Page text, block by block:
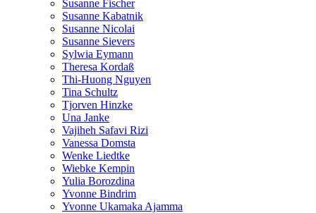
Susanne Fischer
Susanne Kabatnik
Susanne Nicolai
Susanne Sievers
Sylwia Eymann
Theresa Kordaß
Thi-Huong Nguyen
Tina Schultz
Tjorven Hinzke
Una Janke
Vajiheh Safavi Rizi
Vanessa Domsta
Wenke Liedtke
Wiebke Kempin
Yulia Borozdina
Yvonne Bindrim
Yvonne Ukamaka Ajamma